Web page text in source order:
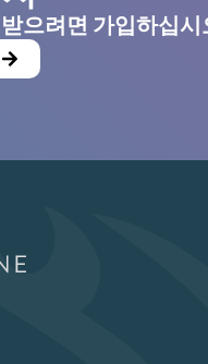
으려면 가입하십시